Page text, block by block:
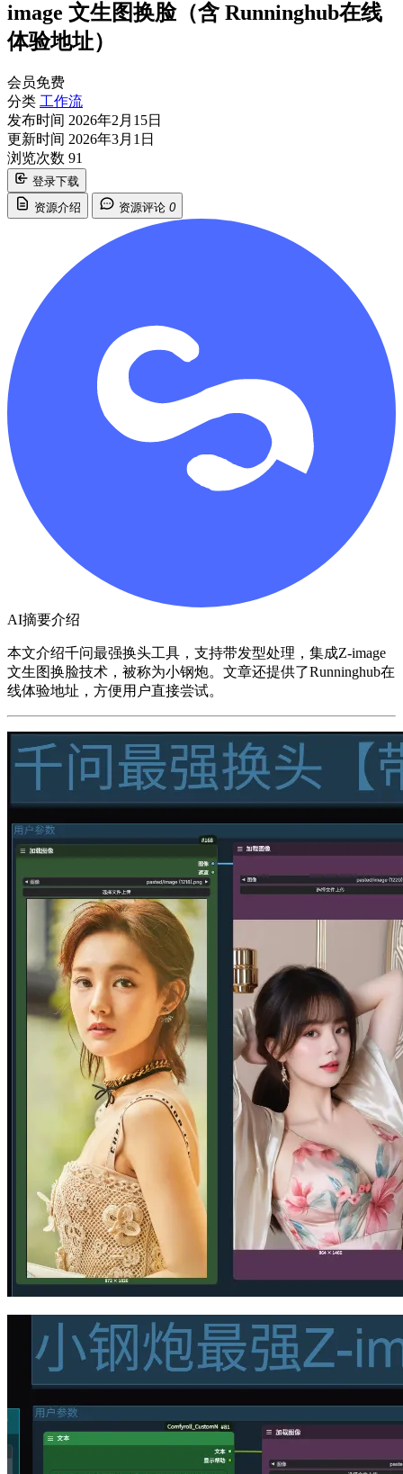
image 文生图换脸（含 Runninghub在线
体验地址）
会员免费
分类 工作流
发布时间 2026年2月15日
更新时间 2026年3月1日
浏览次数 91
登录下载
资源介绍
资源评论 0
AI摘要介绍
本文介绍千问最强换头工具，支持带发型处理，集成Z-image
文生图换脸技术，被称为小钢炮。文章还提供了Runninghub在
线体验地址，方便用户直接尝试。